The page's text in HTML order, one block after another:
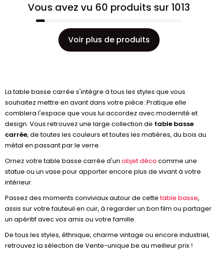
Vous avez vu 60 produits sur 1013
Voir plus de produits
La table basse carrée s'intègre à tous les styles que vous
souhaitez mettre en avant dans votre pièce. Pratique elle
comblera l'espace que vous lui accordez avec modernité et
design. Vous retrouvez une large collection de table basse
carrée, de toutes les couleurs et toutes les matières, du bois au
métal en passant par le verre.
Ornez votre table basse carrée d'un objet déco comme une
statue ou un vase pour apporter encore plus de vivant à votre
intérieur.
Passez des moments conviviaux autour de cettetable basse,
assis sur votre fauteuil en cuir, à regarder un bon film ou partager
un apéritif avec vos amis ou votre famille.
De tous les styles, éthnique, charme vintage ou encore industriel,
retrouvez la sélection de Vente-unique.be au meilleur prix !